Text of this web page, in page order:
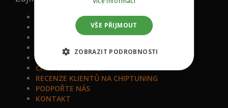
FAQ (ČASTO KLADENÉ DOTAZY)
NOVĚ CHIPOVANÉ MODELY
VÁLCOVÁ ZKUŠEBNA
VIP BONUS PROGRAM
CHIPTUNING ŠKOLA
RECENZE KLIENTŮ NA CHIPTUNING
PODPOŘTE NÁS
KONTAKT
VŠE PŘIJMOUT
ZOBRAZIT PODROBNOSTI